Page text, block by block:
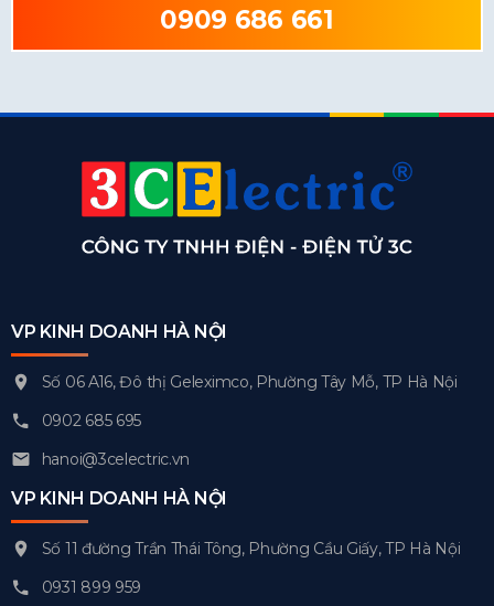
0909 686 661
VP KINH DOANH HÀ NỘI
Số 06 A16, Đô thị Geleximco, Phường Tây Mỗ, TP Hà Nội
0902 685 695
hanoi@3celectric.vn
VP KINH DOANH HÀ NỘI
Số 11 đường Trần Thái Tông, Phường Cầu Giấy, TP Hà Nội
0931 899 959